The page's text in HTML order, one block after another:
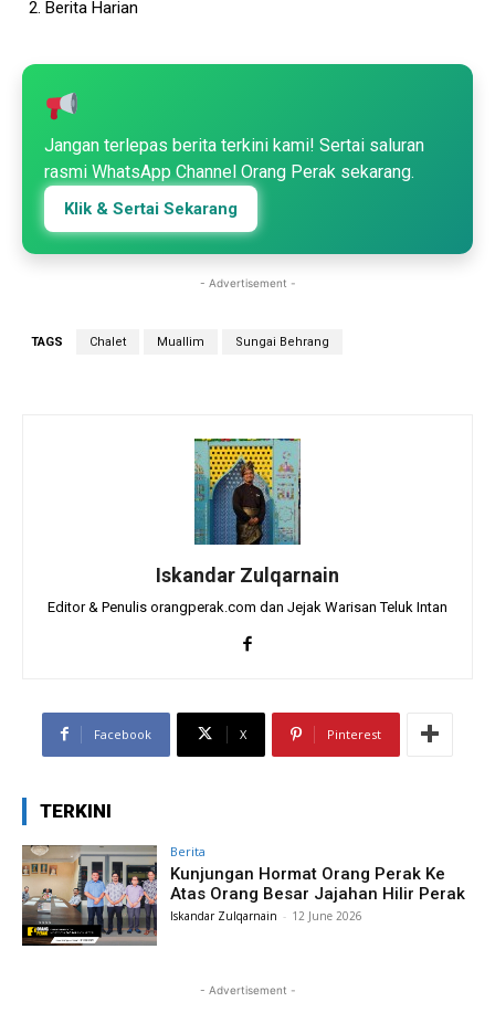
Berita Harian
Jangan terlepas berita terkini kami! Sertai saluran
rasmi WhatsApp Channel Orang Perak sekarang.
Klik & Sertai Sekarang
- Advertisement -
TAGS Chalet Muallim Sungai Behrang
Iskandar Zulqarnain
Editor & Penulis orangperak.com dan Jejak Warisan Teluk Intan
Facebook X Pinterest
TERKINI
Berita
Kunjungan Hormat Orang Perak Ke
Atas Orang Besar Jajahan Hilir Perak
Iskandar Zulqarnain - 12 June 2026
- Advertisement -